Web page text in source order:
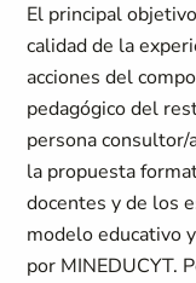
El principal
calidad de la
acciones del
pedagógico del
persona consultor/
la propuesta
docentes y de los
modelo educativo
por MINEDUCYT.